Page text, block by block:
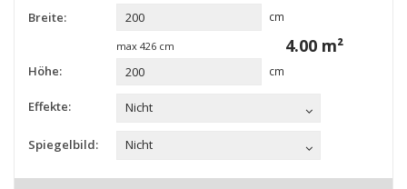
Breite: cm
max 426cm
Höhe: cm
4.00 m²
Effekte: Nicht
Spiegelbild: Nicht